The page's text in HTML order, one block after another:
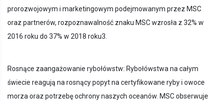
prorozwojowym i marketingowym podejmowanym przez MSC
oraz partnerów, rozpoznawalność znaku MSC wzrosła z 32% w
2016 roku do 37% w 2018 roku3.
Rosnące zaangażowanie rybołówstw: Rybołówstwa na całym
świecie reagują na rosnący popyt na certyfikowane ryby i owoce
morza oraz potrzebę ochrony naszych oceanów. MSC obserwuje